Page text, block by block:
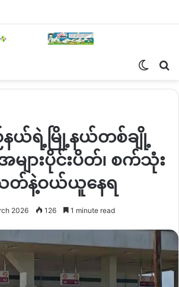
နယ်ရဲ့မြို့နယ်တစ်ချို့
ျားပိုင်းပိတ်၊ စက်သုံး
နဲ့ဝယ်ယူနေရ
2026 126 1 minute read